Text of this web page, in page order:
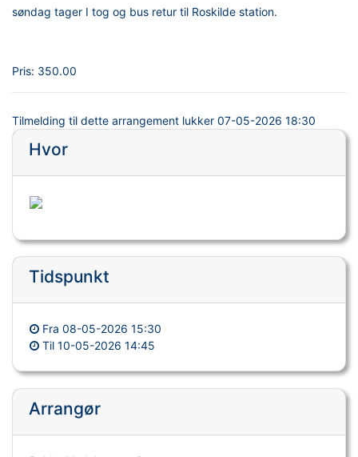
søndag tager I tog og bus retur til Roskilde station.
Pris: 350.00
Tilmelding til dette arrangement lukker 07-05-2026 18:30
Hvor
Tidspunkt
Fra 08-05-2026 15:30
Til 10-05-2026 14:45
Arrangør